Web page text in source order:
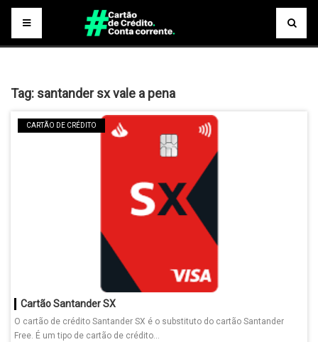
Tag: santander sx vale a pena
CARTÃO DE CRÉDITO
Cartão Santander SX
O cartão de crédito Santander SX é o substituto do cartão Santander
Free. É um tipo de cartão de crédito...